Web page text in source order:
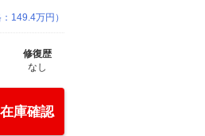
149.4万円）
修復歴
なし
庫確認